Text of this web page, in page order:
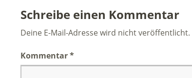
Schreibe einen Kommentar
Deine E-Mail-Adresse wird nicht veröffentlicht.
Kommentar*